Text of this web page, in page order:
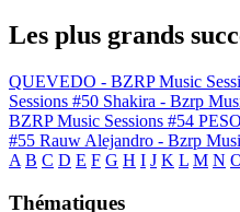
Les plus grands
QUEVEDO - BZRP Music
Sessions #50 Shakira - Bzrp
BZRP Music Sessions #54
#55 Rauw Alejandro - Bzrp
A B C D E F G H I J K L M N
Thématiques